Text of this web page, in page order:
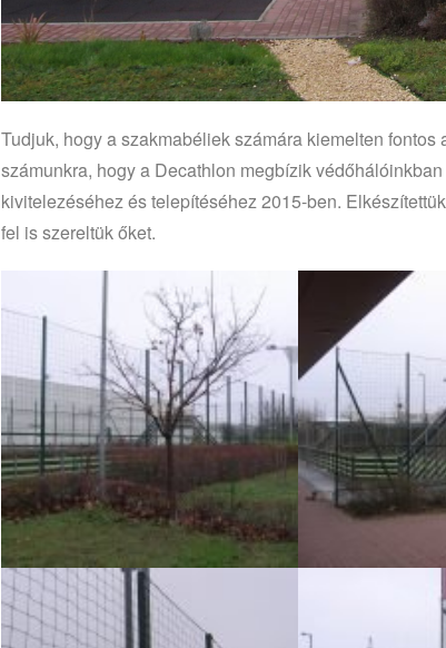
Tudjuk, hogy a szakmabéliek számára kiemelten
számunkra, hogy a Decathlon megbízik
kivitelezéséhez és telepítéséhez 2015-ben.
fel is szereltük őket.